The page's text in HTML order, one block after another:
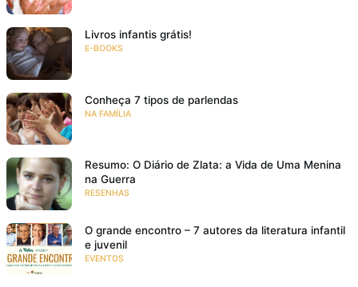
Livros infantis grátis!
E-BOOKS
Conheça 7 tipos de parlendas
NA FAMÍLIA
Resumo: O Diário de Zlata: a Vida de Uma Menina
na Guerra
RESENHAS
O grande encontro – 7 autores da literatura infantil
e juvenil
EVENTOS